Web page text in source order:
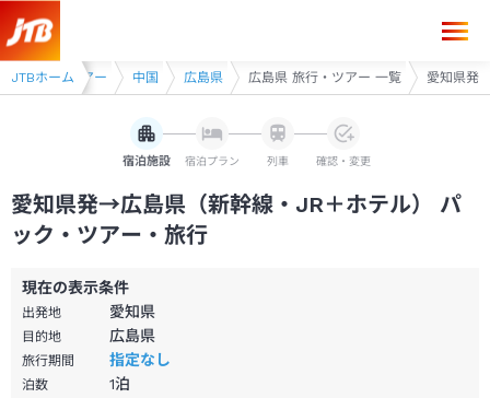
JTBホーム
・JR利用ツアー 中国 広島県 広島県 旅行・ツアー 一覧 愛知県発
宿泊施設 宿泊プラン 列車 確認・変更
愛知県発→広島県（新幹線・JR＋ホテル） パ
ック・ツアー・旅行
現在の表示条件
出発地 愛知県
目的地 広島県
旅行期間 指定なし
泊数 1泊